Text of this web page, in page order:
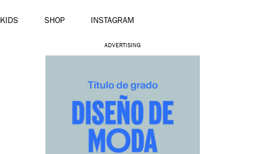
KIDS SHOP INSTAGRAM
ADVERTISING